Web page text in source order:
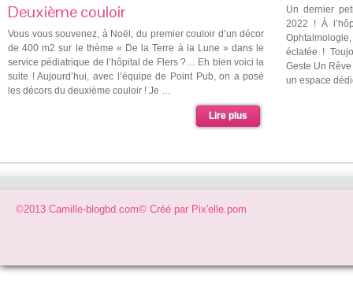
Deuxième couloir
Vous vous souvenez, à Noël, du premier couloir d’un décor
de 400 m2 sur le thème « De la Terre à la Lune » dans le
service pédiatrique de l’hôpital de Flers ?… Eh bien voici la
suite ! Aujourd’hui, avec l’équipe de Point Pub, on a posé
les décors du deuxième couloir ! Je …
Lire plus
Un dernier
2022 ! À
éclatée !
Geste Un
un espace
©2013 Camille-blogbd.com© Créé par Pix'elle.pom